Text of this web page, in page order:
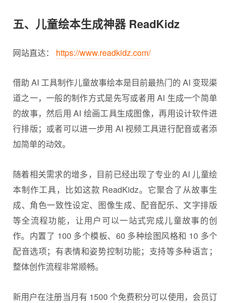
五、儿童绘本生成神器 ReadKidz
网站直达： https://www.readkidz.com/
借助 AI 工具制作儿童故事绘本是目前最热门的 AI 变现渠
道之一，一般的制作方式是先写或者用 AI 生成一个简单
的故事，然后用 AI 绘画工具生成图像，再用设计软件进
行排版；或者可以进一步用 AI 视频工具进行配音或者添
加简单的动效。
随着相关需求的增多，目前已经出现了专业的 AI 儿童绘
本制作工具，比如这款 ReadKidz。它聚合了从故事生
成、角色一致性设定、图像生成、配音配乐、文字排版
等全流程功能，让用户可以一站式完成儿童故事的创
作。内置了 100 多个模板、60 多种绘图风格和 10 多个
配音选项；有表情和姿势控制功能；支持等多种语言；
整体创作流程非常顺畅。
新用户在注册当月有 1500 个免费积分可以使用，会员订